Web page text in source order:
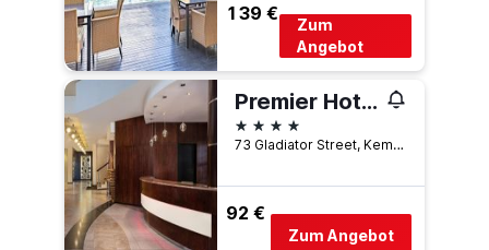
139 €
Zum
Angebot
Premier Hotel O.R. Tambo
4 Sterne
73 Gladiator Street, Kempton Park, Gauteng, Südafrika
92 €
Zum Angebot